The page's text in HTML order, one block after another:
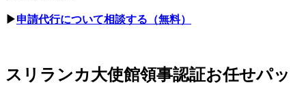
▶申請代行について相談する（無料）
スリランカ大使館領事認証お任せパッ